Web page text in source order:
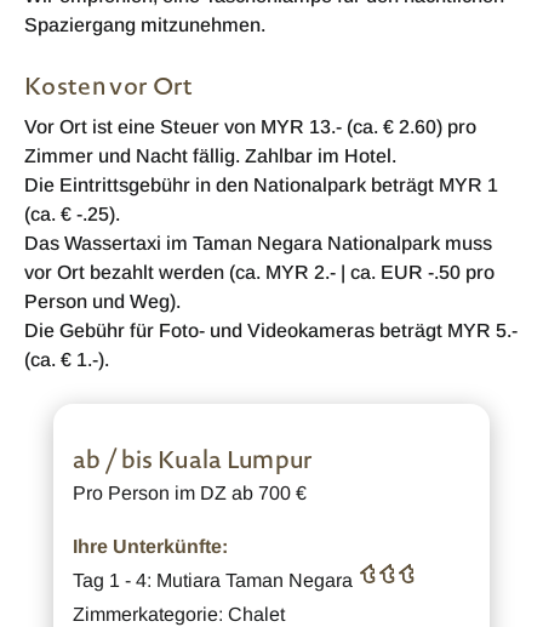
Spaziergang mitzunehmen.
Kosten vor Ort
Vor Ort ist eine Steuer von MYR 13.- (ca. € 2.60) pro
Zimmer und Nacht fällig. Zahlbar im Hotel.
Die Eintrittsgebühr in den Nationalpark beträgt MYR 1
(ca. € -.25).
Das Wassertaxi im Taman Negara Nationalpark muss
vor Ort bezahlt werden (ca. MYR 2.- | ca. EUR -.50 pro
Person und Weg).
Die Gebühr für Foto- und Videokameras beträgt MYR 5.-
(ca. € 1.-).
ab / bis Kuala Lumpur
Pro Person im DZ ab 700 €
Ihre Unterkünfte:
Tag 1 - 4: Mutiara Taman Negara
Zimmerkategorie: Chalet